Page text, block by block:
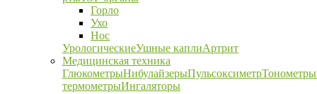
Горло
Ухо
Нос
УрологическиеУшные каплиАртрит
Медицинская техника
ГлюкометрыНибулайзерыПульсоксиметрТонометры
термометрыИнгаляторы